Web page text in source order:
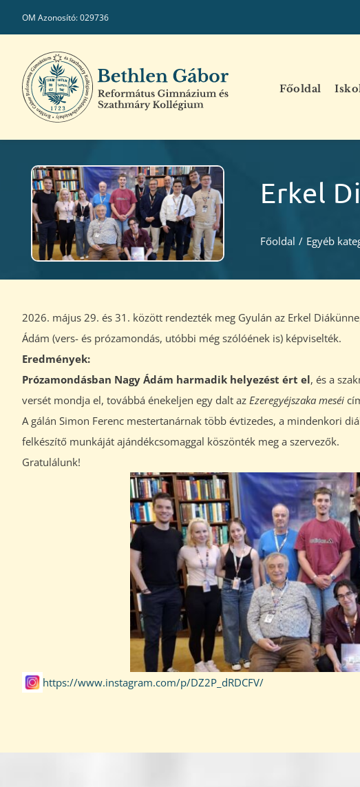
OM Azonosító: 029736
Főoldal
Erkel
Főoldal / Egyéb
2026. május 29. és 31. között rendezték meg Gyulán az Erkel
Ádám (vers- és prózamondás, utóbbi még szólóének is) képviselték.
Eredmények:
Prózamondásban Nagy Ádám harmadik helyezést ért el, és a
versét mondja el, továbbá énekeljen egy dalt az Ezeregyéjszaka meséi
A gálán Simon Ferenc mestertanárnak több évtizedes, a mindenkori
felkészítő munkáját ajándékcsomaggal köszönték meg a szervezők.
Gratulálunk!
https://www.instagram.com/p/DZ2P_dRDCFV/